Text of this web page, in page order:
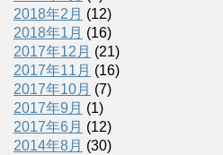
2018年2月 (12)
2018年1月 (16)
2017年12月 (21)
2017年11月 (16)
2017年10月 (7)
2017年9月 (1)
2017年6月 (12)
2014年8月 (30)